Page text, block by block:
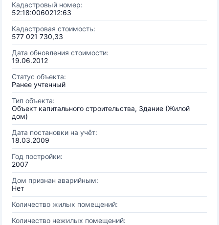
Кадастровый номер:
52:18:0060212:63
Кадастровая стоимость:
577 021 730,33
Дата обновления стоимости:
19.06.2012
Статус объекта:
Ранее учтенный
Тип объекта:
Объект капитального строительства, Здание (Жилой
дом)
Дата постановки на учёт:
18.03.2009
Год постройки:
2007
Дом признан аварийным:
Нет
Количество жилых помещений:
Количество нежилых помещений: